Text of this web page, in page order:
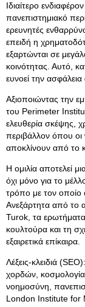
Ιδιαίτερο
πανεπιστημιακό
ερευνητές
επειδή η
εξαρτώνται σε
κοινότητας. Αυτό,
ευνοεί την
Αξιοποιώντας την
του Perimeter
ελευθερία σκέψης,
περιβάλλον όπου οι
αποκλίνουν από το
Η ομιλία αποτελεί
όχι μόνο για το
τρόπο με τον οποίο
Ανεξάρτητα από το
Turok, τα ερωτήματα
κουλτούρα και τη
εξαιρετικά επίκαιρα.
Λέξεις-κλειδιά
χορδών,
νοημοσύνη,
London Institute for